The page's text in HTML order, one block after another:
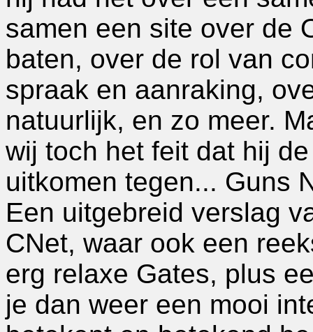
samen een site over de
baten, over de rol van
spraak en aanraking,
natuurlijk, en zo meer.
wij toch het feit dat hij
uitkomen tegen... Guns
Een uitgebreid verslag
CNet, waar ook een
erg relaxe Gates, plus
je dan weer een mooi